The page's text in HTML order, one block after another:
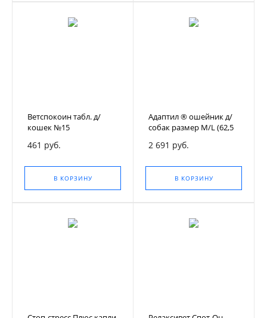
Ветспокоин табл. д/
кошек №15
461 руб.
В КОРЗИНУ
Адаптил ® ошейник д/
собак размер М/L (62,5
2 691 руб.
В КОРЗИНУ